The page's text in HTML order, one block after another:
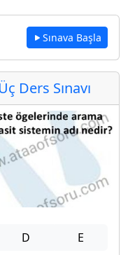
Sınava Başla
Ders Sınavı
D E